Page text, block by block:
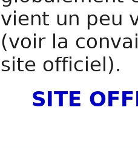
vient un peu
(voir la
site officiel).
SITE